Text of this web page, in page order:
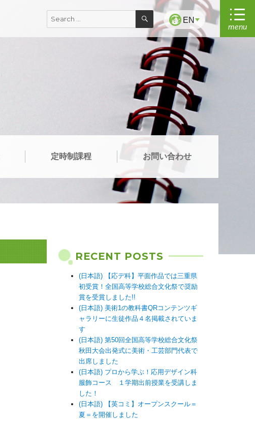
Search
for:
SEARCH
EN
menu
定時制課程 お問い合わせ
RECENT POSTS
(日本語) 【応デ科】平面作品では三重県
初受賞！全国高等学校総合文化祭で奨励
賞を受賞しました!!
(日本語) 美術1の教科書QRコンテンツギ
ャラリーに生徒作品４名掲載されていま
す
(日本語) 第50回全国高等学校総合文化祭
秋田大会出発式に美術・工芸部門代表で
出席しました
(日本語) プロから学ぶ！応用デザイン科
服飾コース １学期出前授業を受講しま
した！
(日本語) 【英コミ】オープンスクール＝
夏＝を開催しました